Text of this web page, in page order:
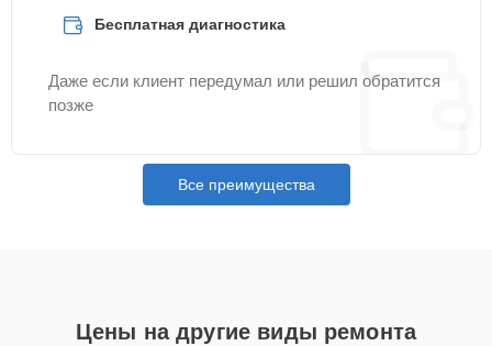
Бесплатная диагностика
Даже если клиент передумал или решил обратится
позже
Все преимущества
Цены на другие виды ремонта